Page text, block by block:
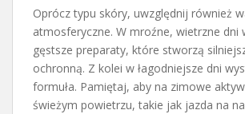
Oprócz typu skóry, uwzględnij również
atmosferyczne. W mroźne, wietrzne dni
gęstsze preparaty, które stworzą
ochronną. Z kolei w łagodniejsze dni
formuła. Pamiętaj, aby na zimowe
świeżym powietrzu, takie jak jazda na